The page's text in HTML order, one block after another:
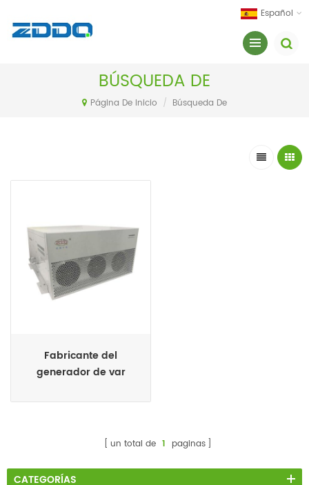
Español
BÚSQUEDA DE
Página De Inicio / Búsqueda De
Fabricante del
generador de var
de 75kvar
un total de 1 paginas
CATEGORÍAS